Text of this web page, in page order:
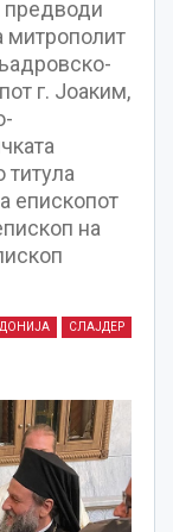
предводи
митрополит
г. Јоаким,
титула
епископот
на
СЛАЈДЕР